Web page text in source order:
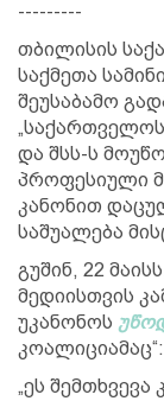
---------
თბილისის
საქმეთა
შეუსაბამო
და შსს-ს
პროფესიული
კანონით
საშუალება
გუშინ, 22
მედიისთვის
უკანონოს
კოალიციამაც“:
„ეს